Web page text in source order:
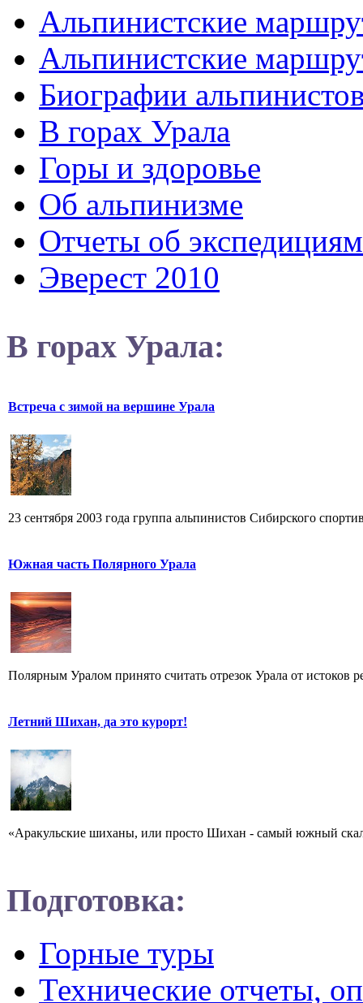
Альпинистские
Альпинистские
Биографии
В горах Урала
Горы и здоровье
Об альпинизме
Отчеты об экспедициям
Эверест 2010
В горах Урала:
Встреча с зимой на вершине Урала
23 сентября 2003 года группа альпинистов Сибирского
Южная часть Полярного Урала
Полярным Уралом принято считать отрезок Урала от истоков
Летний Шихан, да это курорт!
«Аракульские шиханы, или просто Шихан - самый южный
Подготовка:
Горные туры
Технические отчеты,